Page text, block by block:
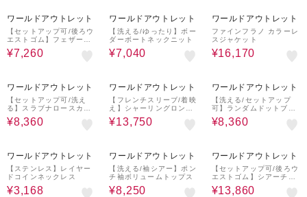
ワールドアウトレット
【セットアップ可/後ろウ
エストゴム】フェザーマ
ーメイドスカート
¥7,260
ワールドアウトレット
【洗える/ゆったり】ボー
ダーボートネックニット
¥7,040
ワールドアウトレット
ファインフラノ カラーレ
スジャケット
¥16,170
ワールドアウトレット
【セットアップ可/洗え
る】スラブナロースカー
ト
¥8,360
ワールドアウトレット
【フレンチスリーブ/着映
え】シャーリングロング
ワンピース
¥13,750
ワールドアウトレット
【洗える/セットアップ
可】ランダムドットブラ
ウス
¥8,360
ワールドアウトレット
【ステンレス】レイヤー
ドコインネックレス
¥3,168
ワールドアウトレット
【洗える/袖シアー】ポン
チ袖ボリュームトップス
¥8,250
ワールドアウトレット
【セットアップ可/後ろウ
エストゴム】シアーチェ
ックスカート
¥13,860